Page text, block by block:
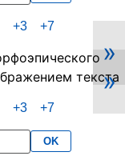
+3 +7
»
»
+3 +7
OK